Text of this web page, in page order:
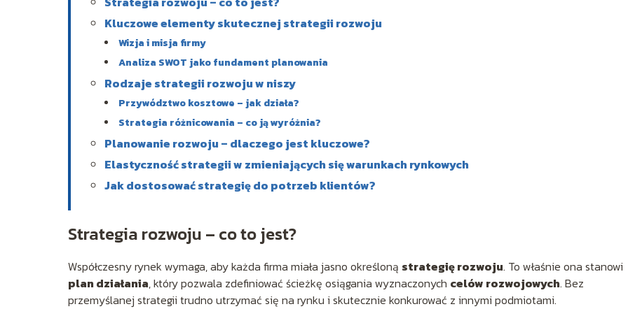
Kluczowe elementy skutecznej strategii rozwoju
Wizja i misja firmy
Analiza SWOT jako fundament planowania
Rodzaje strategii rozwoju w niszy
Przywództwo kosztowe – jak działa?
Strategia różnicowania – co ją wyróżnia?
Planowanie rozwoju – dlaczego jest kluczowe?
Elastyczność strategii w zmieniających się warunkach rynkowych
Jak dostosować strategię do potrzeb klientów?
Strategia rozwoju – co to jest?
Współczesny rynek wymaga, aby każda firma miała jasno określoną strategię rozwoju. To właśnie ona stanowi
plan działania, który pozwala zdefiniować ścieżkę osiągania wyznaczonych celów rozwojowych. Bez
przemyślanej strategii trudno utrzymać się na rynku i skutecznie konkurować z innymi podmiotami.